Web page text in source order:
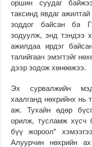
оршин суудаг
таксинд явдаг
зоддог байсан ба
зодуулж, энд тэндээ
ажилдаа ирдэг
талийгаач эмэгтэйг
дээр зодож хөнөөжээ.
Эх сурвалжийн
хаалганд нөхрийнх нь
аж. Тухайн өдөр
орилж, тусламж хүсч
бүү жороол”
Алуурчин нөхрийн